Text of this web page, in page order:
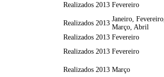
Realizados 2013 Fevereiro
Realizados 2013
Janeiro, Fevereiro,
Março, Abril
Realizados 2013 Fevereiro
Realizados 2013 Fevereiro
Realizados 2013 Março